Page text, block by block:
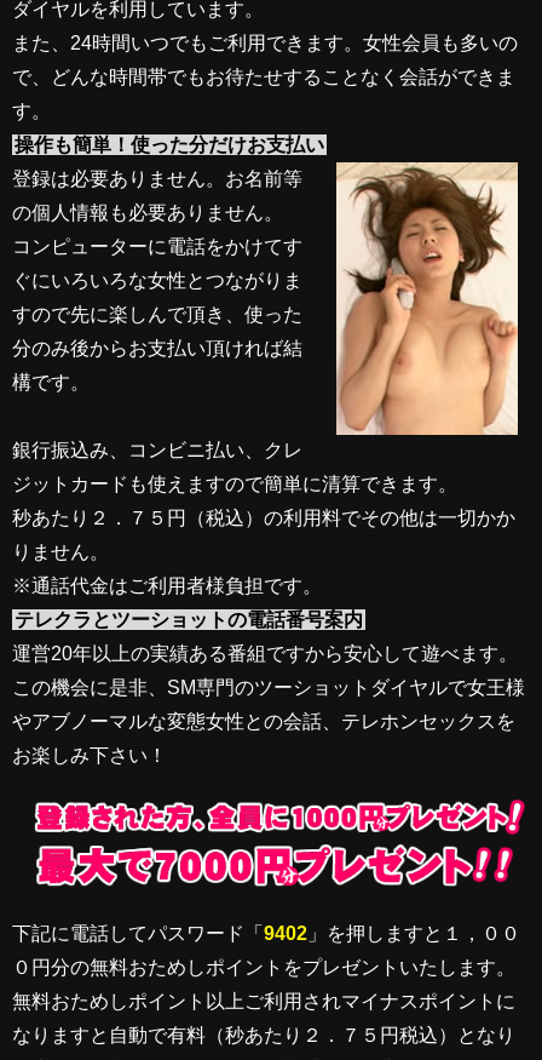
ダイヤルを利用しています。
また、24時間いつでもご利用できます。女性会員も多いの
で、どんな時間帯でもお待たせすることなく会話ができま
す。
操作も簡単！使った分だけお支払い
登録は必要ありません。お名前等
の個人情報も必要ありません。
コンピューターに電話をかけてす
ぐにいろいろな女性とつながりま
すので先に楽しんで頂き、使った
分のみ後からお支払い頂ければ結
構です。
銀行振込み、コンビニ払い、クレ
ジットカードも使えますので簡単に清算できます。
秒あたり２．７５円（税込）の利用料でその他は一切かか
りません。
※通話代金はご利用者様負担です。
テレクラとツーショットの電話番号案内
運営20年以上の実績ある番組ですから安心して遊べます。
この機会に是非、SM専門のツーショットダイヤルで女王様
やアブノーマルな変態女性との会話、テレホンセックスを
お楽しみ下さい！
下記に電話してパスワード「 9402 」を押しますと１，００
０円分の無料おためしポイントをプレゼントいたします。
無料おためしポイント以上ご利用されマイナスポイントに
なりますと自動で有料（秒あたり２．７５円税込）となり